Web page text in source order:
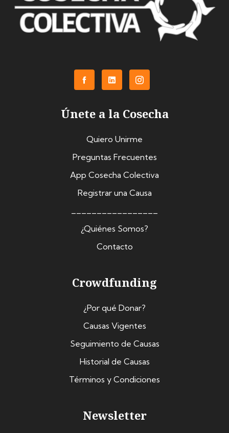
Únete a la Cosecha
Quiero Unirme
Preguntas Frecuentes
App Cosecha Colectiva
Registrar una Causa
¿Quiénes Somos?
Contacto
Crowdfunding
¿Por qué Donar?
Causas Vigentes
Seguimiento de Causas
Historial de Causas
Términos y Condiciones
Newsletter